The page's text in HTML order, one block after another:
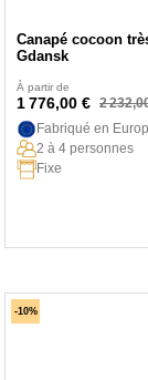
Canapé cocoon
Gdansk
À partir de
1 776,00 € 2
Fabriqué en
2 à 4 personnes
Fixe
-10%